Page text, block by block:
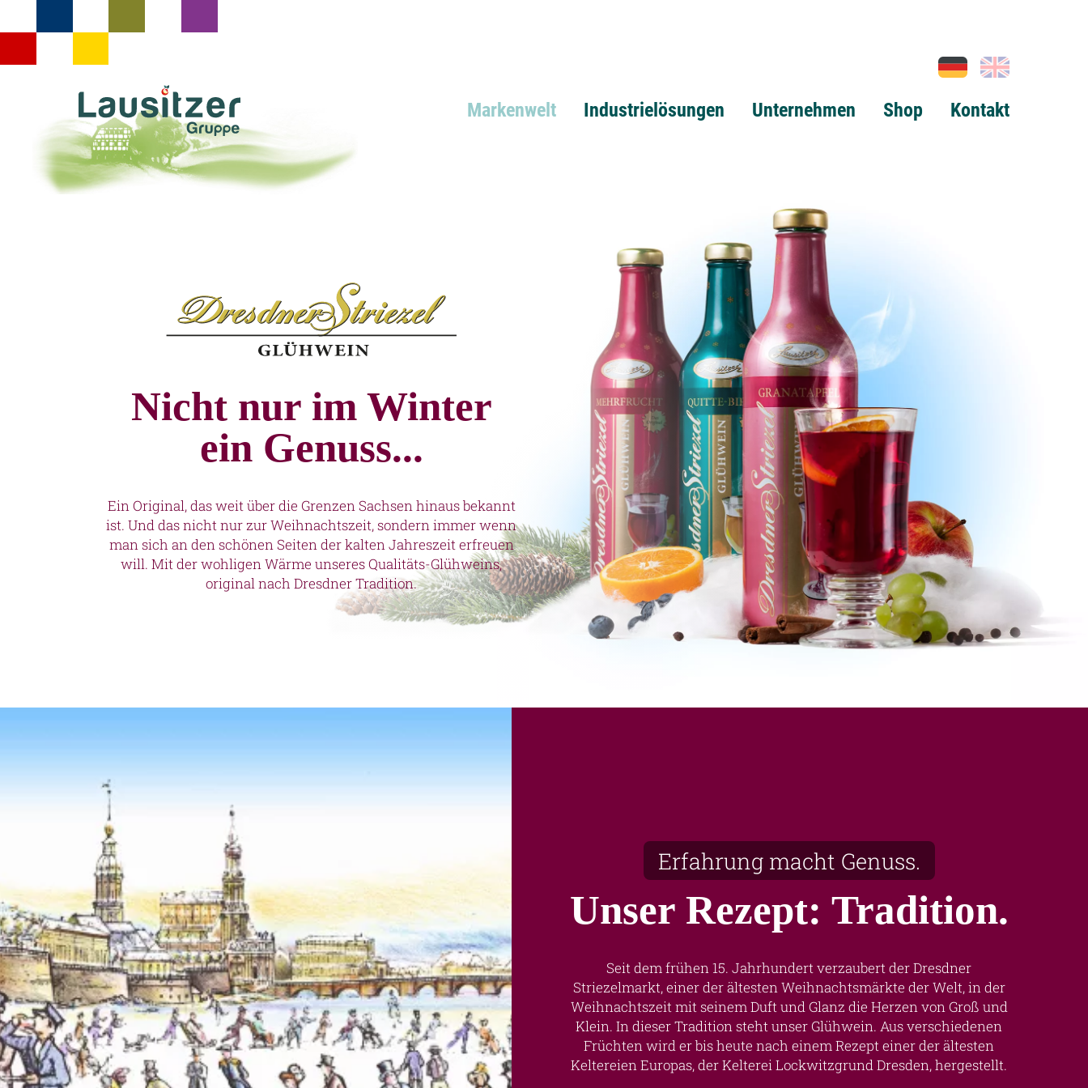
Markenwelt Industrielösungen Unternehmen Shop Kontakt
Nicht nur im Winter
ein Genuss...
Ein Original, das weit über die Grenzen Sachsen hinaus bekannt
ist. Und das nicht nur zur Weihnachtszeit, sondern immer wenn
man sich an den schönen Seiten der kalten Jahreszeit erfreuen
will. Mit der wohligen Wärme unseres Qualitäts-Glühweins,
original nach Dresdner Tradition.
Erfahrung macht Genuss.
Unser Rezept: Tradition.
Seit dem frühen 15. Jahrhundert verzaubert der Dresdner
Striezelmarkt, einer der ältesten Weihnachtsmärkte der Welt, in der
Weihnachtszeit mit seinem Duft und Glanz die Herzen von Groß und
Klein. In dieser Tradition steht unser Glühwein. Aus verschiedenen
Früchten wird er bis heute nach einem Rezept einer der ältesten
Keltereien Europas, der Kelterei Lockwitzgrund Dresden, hergestellt.